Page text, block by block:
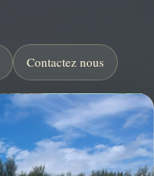
Contactez nous